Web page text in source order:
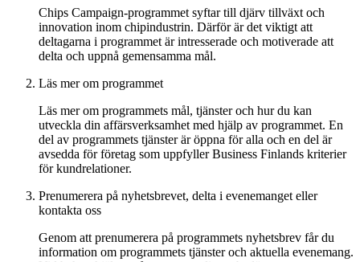
Chips Campaign-programmet syftar till djärv tillväxt och
innovation inom chipindustrin. Därför är det viktigt att
deltagarna i programmet är intresserade och motiverade att
delta och uppnå gemensamma mål.
Läs mer om programmet
Läs mer om programmets mål, tjänster och hur du kan
utveckla din affärsverksamhet med hjälp av programmet. En
del av programmets tjänster är öppna för alla och en del är
avsedda för företag som uppfyller Business Finlands kriterier
för kundrelationer.
Prenumerera på nyhetsbrevet, delta i evenemanget eller
kontakta oss
Genom att prenumerera på programmets nyhetsbrev får du
information om programmets tjänster och aktuella evenemang.